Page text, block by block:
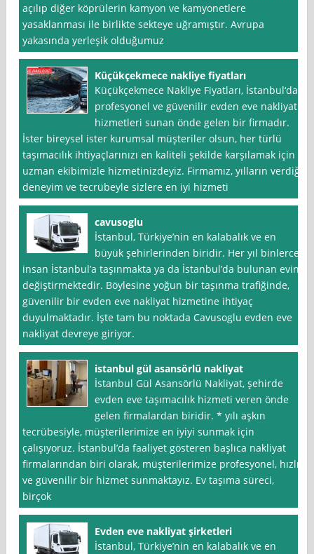
açılıp diğer köprülerin kamyon ve kamyonetlere
yasaklanması ile birlikte sekteye uğramıştır. Avrupa
yakasında yerleşik olduğumuz
Küçükçekmece nakliye fiyatları
Küçükçekmece Nakliye Fiyatları, İstanbul‘da
profesyonel ve güvenilir evden eve nakliyat
hizmetleri sunan önde gelen bir firmadır.
İster bireysel ister kurumsal müşteriler olsun, her türlü
taşımacılık ihtiyaçlarınızı en kaliteli şekilde karşılamak için
uzman ekibimizle hizmetinizdeyiz. Firmamız, yılların verdiği
deneyim ve tecrübeyle sizlere en iyi hizmeti
cavusoglu
İstanbul, Türkiye’nin en kalabalık ve en
büyük şehirlerinden biridir. Her yıl binlerce
insan İstanbul’a taşınmakta ya da İstanbul’da bulunan evini
değiştirmektedir. Böylesine yoğun bir taşınma trafiğinde,
güvenilir bir evden eve nakliyat hizmetine ihtiyaç
duyulmaktadır. İşte tam bu noktada Cavusoglu evden eve
nakliyat devreye giriyor.
istanbul gül asansörlü nakliyat
İstanbul Gül Asansörlü Nakliyat, şehirde
evden eve taşımacılık hizmeti veren önde
gelen firmalardan biridir. * yılı aşkın
tecrübesiyle, müşterilerimize en iyiyi sunmak için
çalışıyoruz. İstanbul’da faaliyet gösteren başlıca nakliyat
firmalarından biri olarak, müşterilerimize profesyonel, hızlı
ve güvenilir bir hizmet sunmaktayız. Ev taşıma süreci,
birçok
Evden eve nakliyat şirketleri
İstanbul, Türkiye’nin en kalabalık ve en